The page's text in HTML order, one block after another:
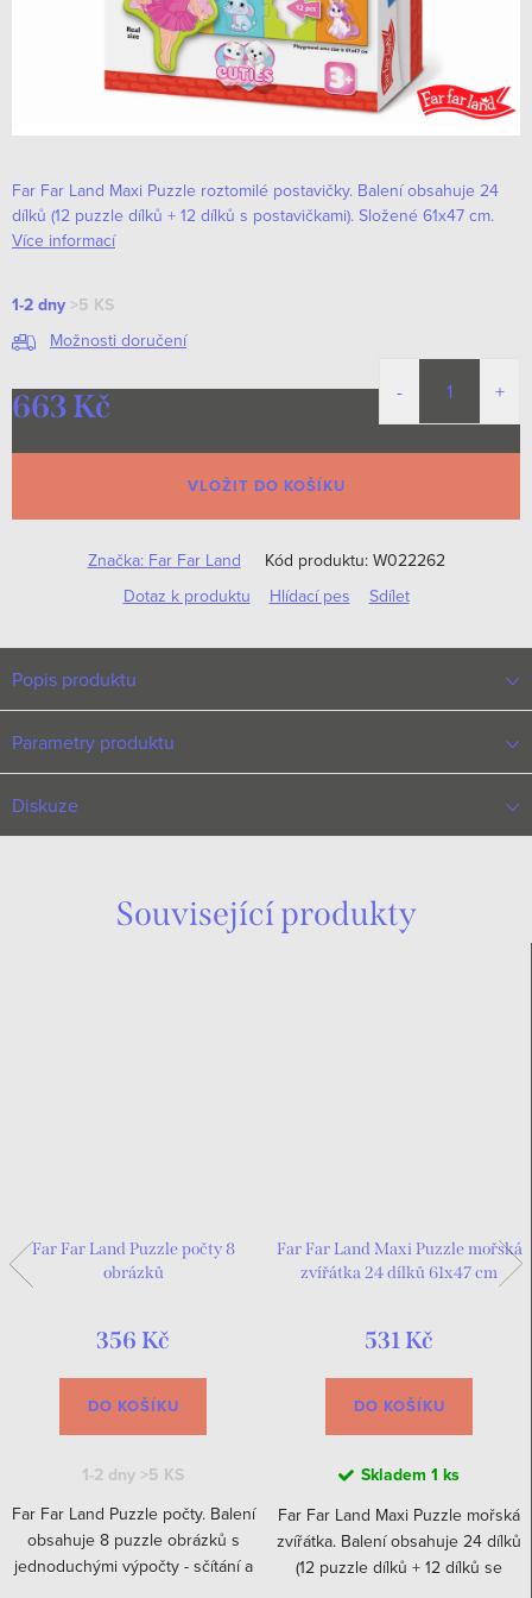
Far Far Land Maxi Puzzle roztomilé postavičky. Balení obsahuje 24
dílků (12 puzzle dílků + 12 dílků s postavičkami). Složené 61x47 cm.
Více informací
1-2 dny >5 KS
Možnosti doručení
663 Kč
cena:
VLOŽIT DO KOŠÍKU
Značka: Far Far Land Kód produktu: W022262
Dotaz k produktu
Hlídací pes Sdílet
Popis produktu
Parametry produktu
Diskuze
Související produkty
Far Far Land Puzzle počty 8
obrázků
356 Kč
DO KOŠÍKU
1-2 dny >5 KS
Far Far Land Puzzle počty. Balení
obsahuje 8 puzzle obrázků s
jednoduchými výpočty - sčítání a
Far Far Land Maxi Puzzle mořská
zvířátka 24 dílků 61x47 cm
531 Kč
DO KOŠÍKU
Skladem 1 ks
Far Far Land Maxi Puzzle mořská
zvířátka. Balení obsahuje 24 dílků
(12 puzzle dílků + 12 dílků se